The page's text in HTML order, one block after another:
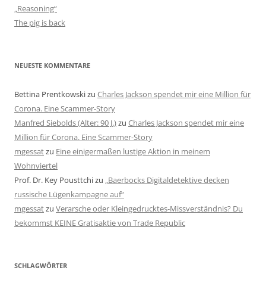
„Reasoning“
The pig is back
NEUESTE KOMMENTARE
Bettina Prentkowskizu Charles Jackson spendet mir eine Million für
Corona. Eine Scammer-Story
Manfred Siebolds (Alter: 90 J.)zu Charles Jackson spendet mir eine
Million für Corona. Eine Scammer-Story
mgessatzu Eine einigermaßen lustige Aktion in meinem
Wohnviertel
Prof. Dr. Key Pousttchizu „Baerbocks Digitaldetektive decken
russische Lügenkampagne auf“
mgessatzu Verarsche oder Kleingedrucktes-Missverständnis? Du
bekommst KEINE Gratisaktie von Trade Republic
SCHLAGWÖRTER